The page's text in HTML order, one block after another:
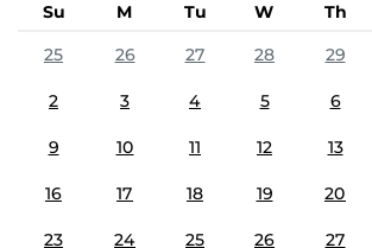
Su M Tu W Th
25
26 27 28 29
2 3 4 5 6
9 10 11 12 13
16 17 18 19 20
23 24 25 26 27